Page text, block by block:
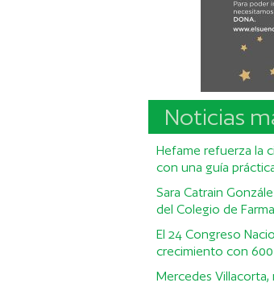
Noticias
Hefame refuerza la
con una guía
Sara Catrain
del Colegio de
El 24 Congreso
crecimiento con
Mercedes